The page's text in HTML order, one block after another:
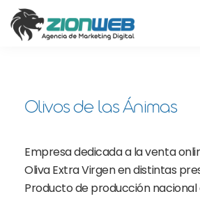
Olivos de las Ánimas
Empresa dedicada a la venta
Oliva Extra Virgen en distintas
Producto de producción nacional